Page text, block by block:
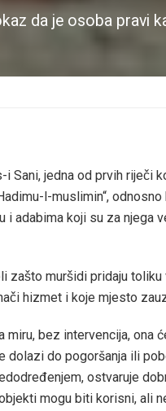
da je osoba pravi
i Sani, jedna od prvih riječi
l-muslimin“,
adabima koji su za njega
zašto muršidi pridaju
hizmet i koje mjesto
miru, bez intervencija, ona
do pogoršanja ili
ostvaruje
mogu biti korisni, ali